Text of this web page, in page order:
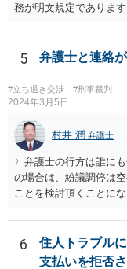
務が明文規定でありま
九十四条 借主は、契約
に従い、その物の使用
貸主の承諾を得なけれ
とができない。 ３ 借主
たときは、貸主は、契
5 弁護士と連絡
#立ち退き交渉 #刑事裁判
2024年3月5日
村井 潤 弁護士
〉弁護士の行方は誰に
の場合は、紛議調停は
ことを検討頂くことに
了させてください。
6
住人トラブル
支払いを拒否